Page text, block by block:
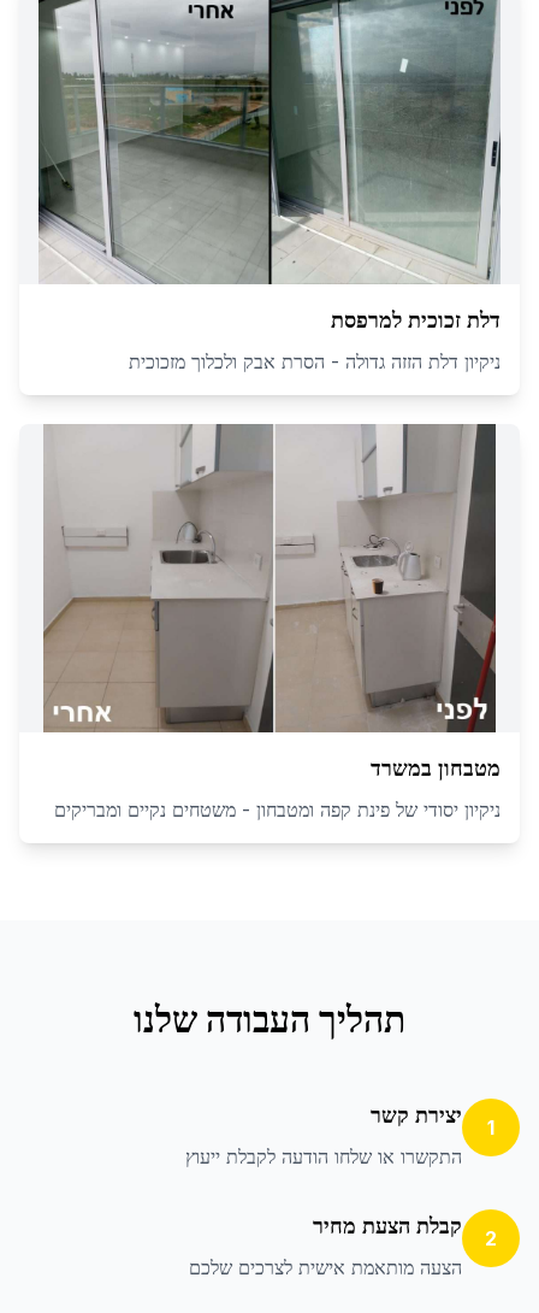
דלת זכוכית למרפסת
ניקיון דלת הזזה גדולה - הסרת אבק ולכלוך מזכוכית
מטבחון במשרד
ניקיון יסודי של פינת קפה ומטבחון - משטחים נקיים ומבריקים
תהליך העבודה שלנו
1 יצירת קשר
התקשרו או שלחו הודעה לקבלת ייעוץ
2 קבלת הצעת מחיר
הצעה מותאמת אישית לצרכים שלכם